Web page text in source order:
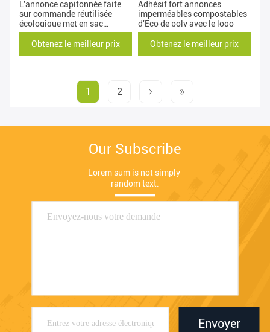
L'annonce capitonnée faite
sur commande réutilisée
écologique met en sac
l'impression de gravure
Obtenez le meilleur prix
Adhésif fort annonces
imperméables compostables
d'Eco de poly avec le logo
Obtenez le meilleur prix
1 2
Our Subscribe
Lorem sum is not simply
random text.
Envoyer